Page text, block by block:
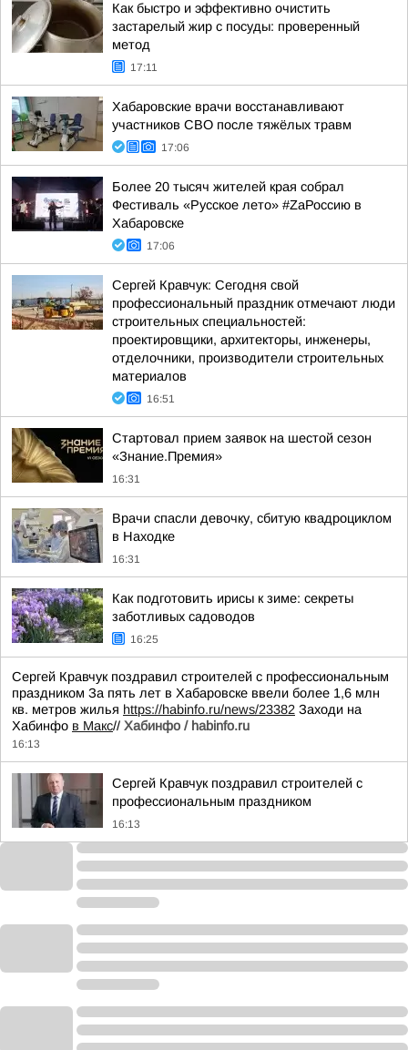
Как быстро и эффективно очистить
застарелый жир с посуды: проверенный
метод
17:11
Хабаровские врачи восстанавливают
участников СВО после тяжёлых травм
17:06
Более 20 тысяч жителей края собрал
Фестиваль «Русское лето» #ZaРоссию в
Хабаровске
17:06
Сергей Кравчук: Сегодня свой
профессиональный праздник отмечают люди
строительных специальностей:
проектировщики, архитекторы, инженеры,
отделочники, производители строительных
материалов
16:51
Стартовал прием заявок на шестой сезон
«Знание.Премия»
16:31
Врачи спасли девочку, сбитую квадроциклом
в Находке
16:31
Как подготовить ирисы к зиме: секреты
заботливых садоводов
16:25
Сергей Кравчук поздравил строителей с профессиональным
праздником За пять лет в Хабаровске ввели более 1,6 млн
кв. метров жилья https://habinfo.ru/news/23382 Заходи на
Хабинфо в Макс// Хабинфо / habinfo.ru
16:13
Сергей Кравчук поздравил строителей с
профессиональным праздником
16:13